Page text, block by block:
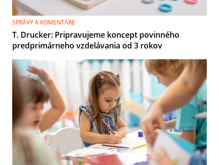
SPRÁVY A KOMENTÁRE
T. Drucker: Pripravujeme koncept povinného
predprimárneho vzdelávania od 3 rokov